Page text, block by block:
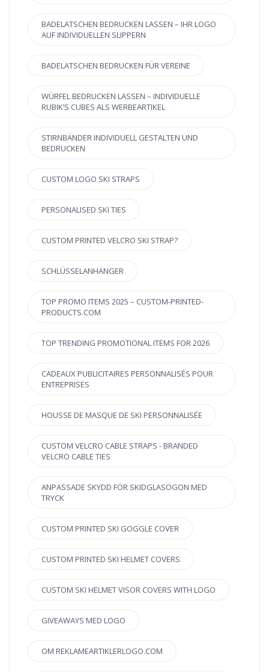
BADELATSCHEN BEDRUCKEN LASSEN – IHR LOGO
AUF INDIVIDUELLEN SLIPPERN
BADELATSCHEN BEDRUCKEN FÜR VEREINE
WÜRFEL BEDRUCKEN LASSEN – INDIVIDUELLE
RUBIK’S CUBES ALS WERBEARTIKEL
STIRNBÄNDER INDIVIDUELL GESTALTEN UND
BEDRUCKEN
CUSTOM LOGO SKI STRAPS
PERSONALISED SKI TIES
CUSTOM PRINTED VELCRO SKI STRAP?
SCHLÜSSELANHÄNGER
TOP PROMO ITEMS 2025 – CUSTOM-PRINTED-
PRODUCTS.COM
TOP TRENDING PROMOTIONAL ITEMS FOR 2026
CADEAUX PUBLICITAIRES PERSONNALISÉS POUR
ENTREPRISES
HOUSSE DE MASQUE DE SKI PERSONNALISÉE
CUSTOM VELCRO CABLE STRAPS - BRANDED
VELCRO CABLE TIES
ANPASSADE SKYDD FÖR SKIDGLASÖGON MED
TRYCK
CUSTOM PRINTED SKI GOGGLE COVER
CUSTOM PRINTED SKI HELMET COVERS
CUSTOM SKI HELMET VISOR COVERS WITH LOGO
GIVEAWAYS MED LOGO
OM REKLAMEARTIKLERLOGO.COM